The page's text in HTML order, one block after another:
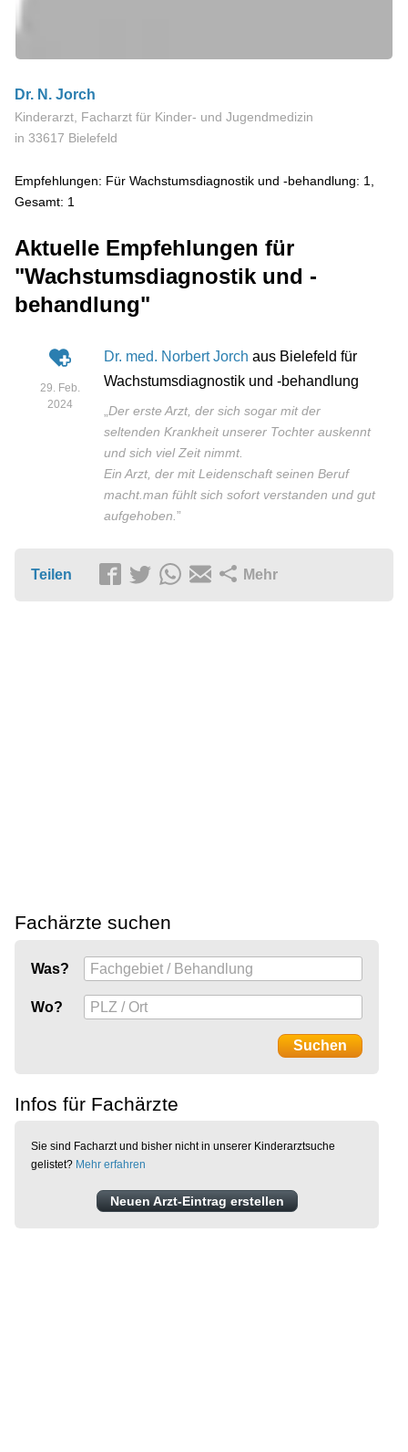
Dr. N. Jorch
Kinderarzt, Facharzt für Kinder- und Jugendmedizin
in 33617 Bielefeld
Empfehlungen: Für Wachstumsdiagnostik und -behandlung: 1,
Gesamt: 1
Aktuelle Empfehlungen für
"Wachstumsdiagnostik und -
behandlung"
29. Feb.
2024
Dr. med. Norbert Jorch aus Bielefeld für
Wachstumsdiagnostik und -behandlung
Der erste Arzt, der sich sogar mit der
seltenden Krankheit unserer Tochter auskennt
und sich viel Zeit nimmt.
Ein Arzt, der mit Leidenschaft seinen Beruf
macht.man fühlt sich sofort verstanden und gut
aufgehoben. ”
Teilen Mehr
Fachärzte suchen
Was?
Wo?
Infos für Fachärzte
Sie sind Facharzt und bisher nicht in unserer Kinderarztsuche
gelistet? Mehr erfahren
Neuen Arzt-Eintrag erstellen